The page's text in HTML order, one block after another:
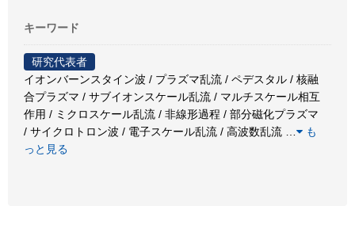
キーワード
研究代表者
イオンバーンスタイン波 / プラズマ乱流 / ペデスタル / 核融
合プラズマ / サブイオンスケール乱流 / マルチスケール相互
作用 / ミクロスケール乱流 / 非線形過程 / 部分磁化プラズマ
/ サイクロトロン波 / 電子スケール乱流 / 高波数乱流
も
っと見る